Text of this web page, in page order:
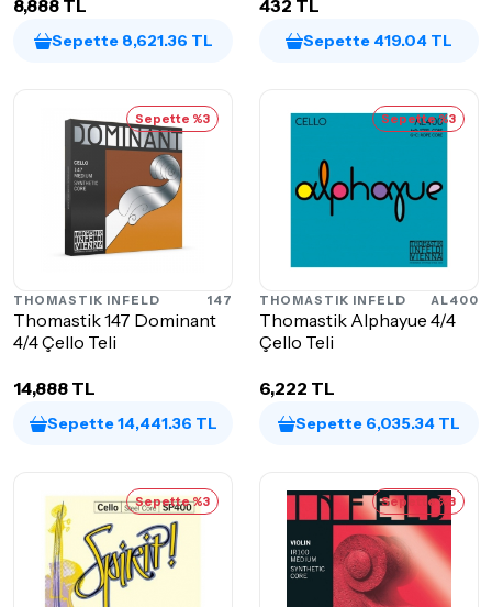
8,888 TL
Sepette 8,621.36 TL
432 TL
Sepette 419.04 TL
Sepette %3
THOMASTIK INFELD 147
Thomastik 147 Dominant
4/4 Çello Teli
14,888 TL
Sepette 14,441.36 TL
Sepette %3
THOMASTIK INFELD AL400
Thomastik Alphayue 4/4
Çello Teli
6,222 TL
Sepette 6,035.34 TL
Sepette %3 Sepette %3